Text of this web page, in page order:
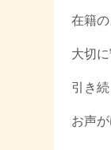
在籍
大切
引き
お声